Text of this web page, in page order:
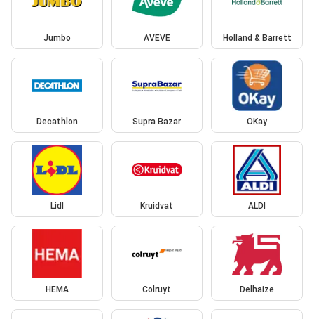
Jumbo AVEVE Holland & Barrett
Decathlon Supra Bazar OKay
Lidl Kruidvat ALDI
HEMA Colruyt Delhaize